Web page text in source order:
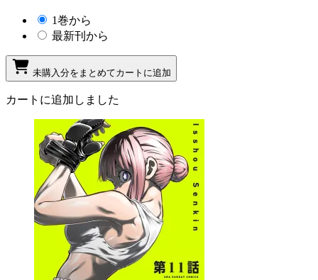
1巻から
最新刊から
未購入分をまとめてカートに追加
カートに追加しました